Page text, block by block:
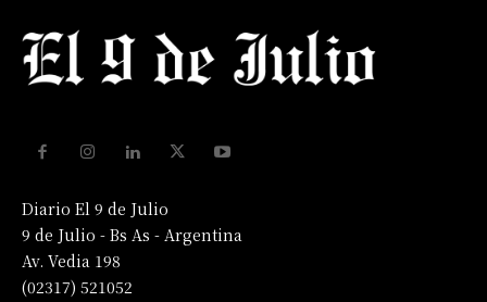
Diario El 9 de Julio
9 de Julio - Bs As - Argentina
Av. Vedia 198
(02317) 521052